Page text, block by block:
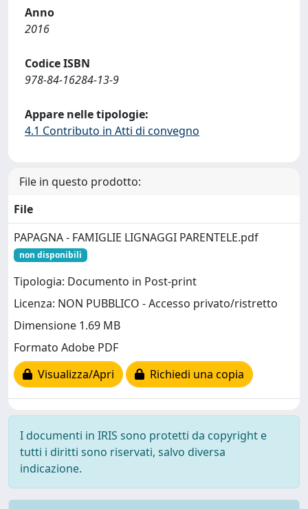
Anno
2016
Codice ISBN
978-84-16284-13-9
Appare nelle tipologie:
4.1 Contributo in Atti di convegno
File in questo prodotto:
File
PAPAGNA - FAMIGLIE LIGNAGGI PARENTELE.pdf
non disponibili
Tipologia: Documento in Post-print
Licenza: NON PUBBLICO - Accesso privato/ristretto
Dimensione 1.69 MB
Formato Adobe PDF
Visualizza/Apri
Richiedi una copia
I documenti in IRIS sono protetti da copyright e
tutti i diritti sono riservati, salvo diversa
indicazione.